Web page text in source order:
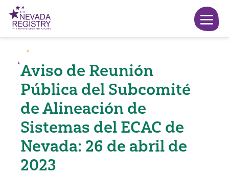
Aviso de Reunión
Pública del Subcomité
de Alineación de
Sistemas del ECAC de
Nevada: 26 de abril de
2023